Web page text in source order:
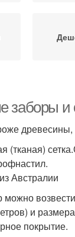
и
(тканая)
Австралии
возвести
и
покрытие.